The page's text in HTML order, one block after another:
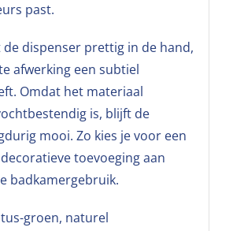
past.
dispenser prettig in de hand,
afwerking een subtiel
Omdat het materiaal
is, blijft de
mooi. Zo kies je voor een
toevoeging aan
badkamergebruik.
groen, naturel